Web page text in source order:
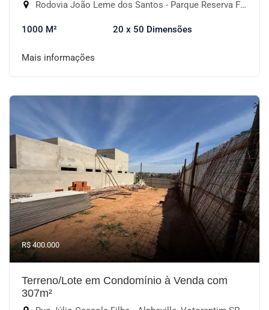
Rodovia João Leme dos Santos - Parque Reserva Fazenda Imperial, Sorocaba-SP
1000 M² 20 x 50 Dimensões
Mais informações
R$ 400.000
Terreno/Lote em Condomínio à Venda com
307m²